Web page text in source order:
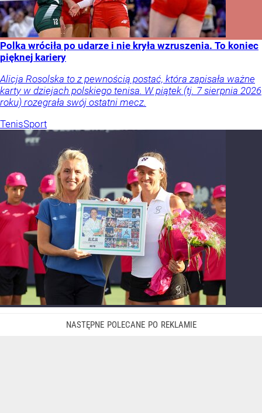
Polka wróciła po udarze i nie kryła wzruszenia. To koniec
pięknej kariery
Alicja Rosolska to z pewnością postać, która zapisała ważne
karty w dziejach polskiego tenisa. W piątek (tj. 7 sierpnia 2026
roku) rozegrała swój ostatni mecz.
TenisSport